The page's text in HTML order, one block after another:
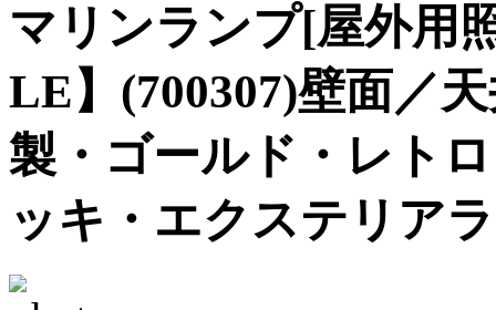
マリンランプ[屋外用
LE】(700307)壁面／
製・ゴールド・レト
ッキ・エクステリア